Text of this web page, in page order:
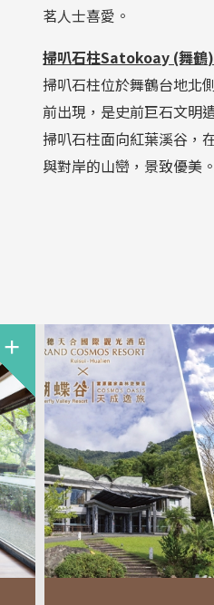
茗人士喜愛。
掃叭石柱Satokoay (舞鶴)
掃叭石柱位於舞鶴台地北
前出現，是史前巨石文明
掃叭石柱面向紅葉溪谷，
與對岸的山巒，景致優美。